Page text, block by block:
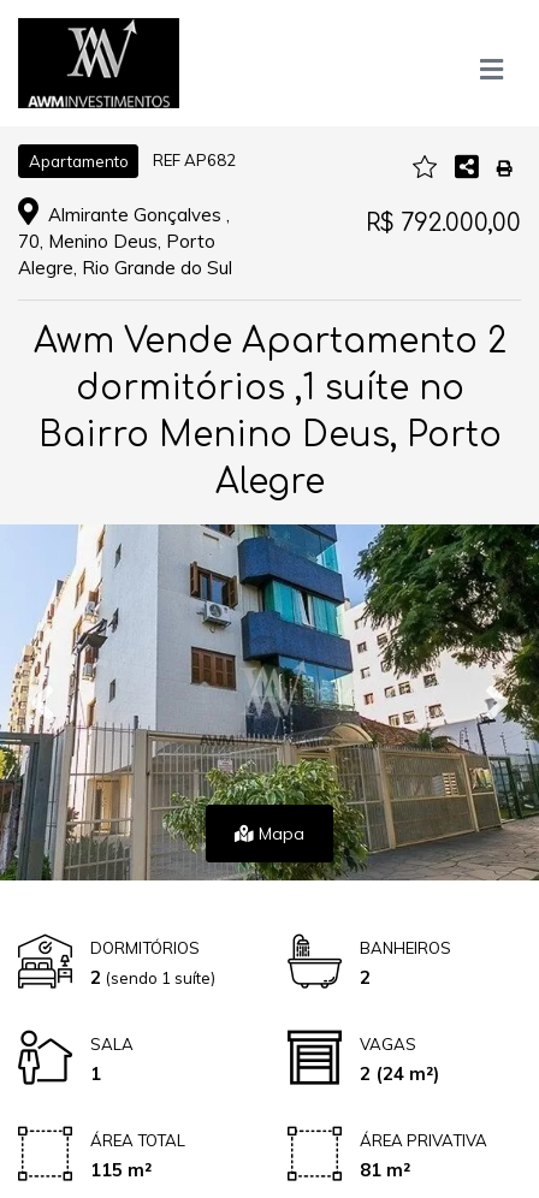
Apartamento REF AP682
Almirante Gonçalves ,
70, Menino Deus, Porto
Alegre, Rio Grande do Sul
R$ 792.000,00
Awm Vende Apartamento 2
dormitórios ,1 suíte no
Bairro Menino Deus, Porto
Alegre
Mapa
DORMITÓRIOS
2 (sendo 1 suíte)
BANHEIROS
2
SALA
1
VAGAS
2 (24 m²)
ÁREA TOTAL
115 m²
ÁREA PRIVATIVA
81 m²